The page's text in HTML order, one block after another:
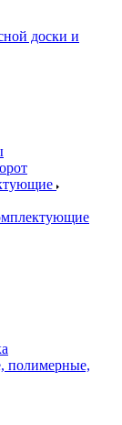
доски и
полимерные,